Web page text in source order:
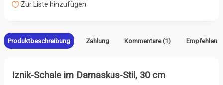
Zur Liste hinzufügen
Produktbeschreibung Zahlung Kommentare (1) Empfehlen
Iznik-Schale im Damaskus-Stil, 30 cm